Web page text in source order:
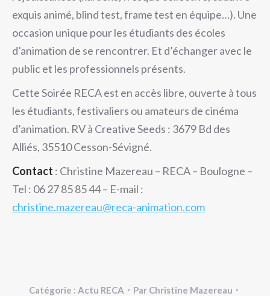
exquis animé, blind test, frame test en équipe…). Une
occasion unique pour les étudiants des écoles
d’animation de se rencontrer. Et d’échanger avec le
public et les professionnels présents.
Cette Soirée RECA est en accès libre, ouverte à tous
les étudiants, festivaliers ou amateurs de cinéma
d’animation. RV à Creative Seeds : 3679 Bd des
Alliés, 35510 Cesson-Sévigné.
Contact : Christine Mazereau – RECA – Boulogne –
Tel : 06 27 85 85 44 – E-mail :
christine.mazereau@reca-animation.com
Catégorie : Actu RECA Par Christine Mazereau